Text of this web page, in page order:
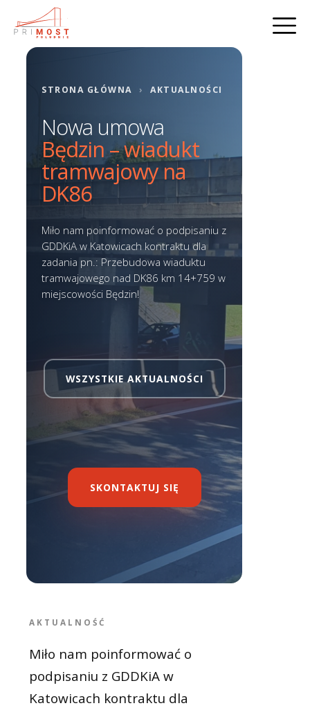
STRONA GŁÓWNA › AKTUALNOŚCI
Nowa umowa
Będzin – wiadukt
tramwajowy na
DK86
Miło nam poinformować o podpisaniu z
GDDKiA w Katowicach kontraktu dla
zadania pn.: Przebudowa wiaduktu
tramwajowego nad DK86 km 14+759 w
miejscowości Będzin!
WSZYSTKIE AKTUALNOŚCI
SKONTAKTUJ SIĘ
AKTUALNOŚĆ
Miło nam poinformować o
podpisaniu z GDDKiA w
Katowicach kontraktu dla